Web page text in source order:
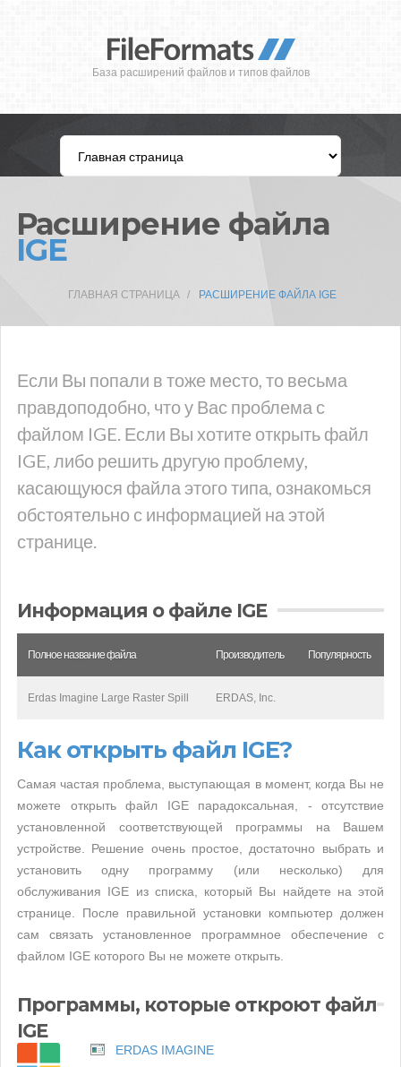
База расширений файлов и типов файлов
Расширение файла
IGE
ГЛАВНАЯ СТРАНИЦА РАСШИРЕНИЕ ФАЙЛА IGE
Если Вы попали в тоже место, то весьма
правдоподобно, что у Вас проблема с
файлом IGE. Если Вы хотите открыть файл
IGE, либо решить другую проблему,
касающуюся файла этого типа, ознакомься
обстоятельно с информацией на этой
странице.
Информация о файле IGE
Полное название файла Производитель Популярность
Erdas Imagine Large Raster Spill ERDAS, Inc.
Как открыть файл IGE?
Самая частая проблема, выступающая в момент, когда Вы не
можете открыть файл IGE парадоксальная, - отсутствие
установленной соответствующей программы на Вашем
устройстве. Решение очень простое, достаточно выбрать и
установить одну программу (или несколько) для
обслуживания IGE из списка, который Вы найдете на этой
странице. После правильной установки компьютер должен
сам связать установленное программное обеспечение с
файлом IGE которого Вы не можете открыть.
Программы, которые откроют файл
IGE
ERDAS IMAGINE